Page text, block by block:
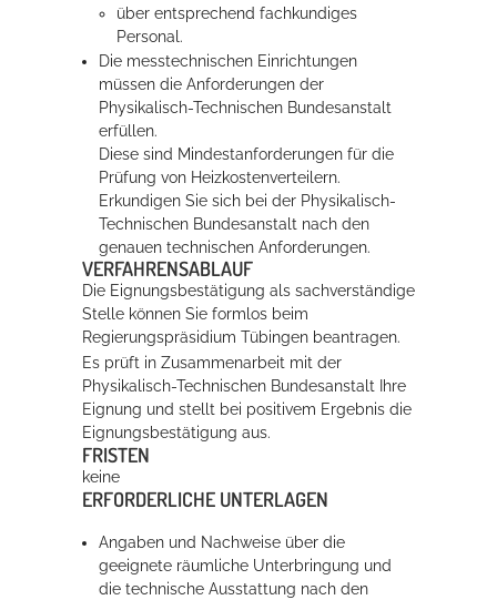
Erleben in Hockenheim
Spaß unter prickelnden Wasserfällen, das rauschende Meer im
Wellenbecken oder doch lieber die pure Entspannung auf der
Sprudelliege im Solebecken?
über entsprechend fachkundiges
Personal.
Die messtechnischen Einrichtungen
müssen die Anforderungen der
Physikalisch-Technischen Bundesanstalt
erfüllen.
Diese sind Mindestanforderungen für die
Prüfung von Heizkostenverteilern.
Erkundigen Sie sich bei der Physika lisch-
Technischen Bundesanstalt nach den
genauen technischen Anforderungen.
VERFAHRENSABLAUF
Die Eignungsbestätigung als sachverständige
Stelle können Sie formlos beim
Regierungspräsidium Tübingen beantragen.
Es prüft in Zusammenarbeit mit der
Physikalisch-Technischen Bundesanstalt Ihre
Eignung und stellt bei positivem Ergebnis die
Eignungsbestätigung aus.
FRISTEN
keine
ERFORDERLICHE UNTERLAGEN
Angaben und Nachweise über die
geeignete räumliche Unterbringung und
die technische Ausstattung nach den